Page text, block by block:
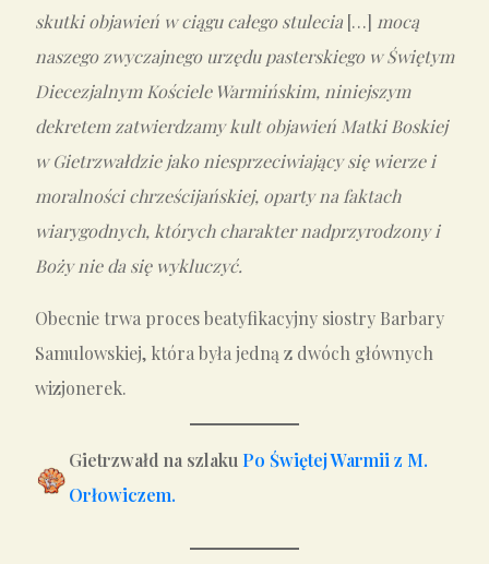
skutki objawień w ciągu całego stulecia […] mocą
naszego zwyczajnego urzędu pasterskiego w Świętym
Diecezjalnym Kościele Warmińskim, niniejszym
dekretem zatwierdzamy kult objawień Matki Boskiej
w Gietrzwałdzie jako niesprzeciwiający się wierze i
moralności chrześcijańskiej, oparty na faktach
wiarygodnych, których charakter nadprzyrodzony i
Boży nie da się wykluczyć.
Obecnie trwa proces beatyfikacyjny siostry Barbary
Samulowskiej, która była jedną z dwóch głównych
wizjonerek.
Gietrzwałd na szlaku Po Świętej Warmii z M.
Orłowiczem.